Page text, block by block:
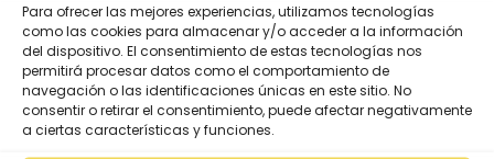
Para ofrecer las mejores experiencias, utilizamos tecnologías
como las cookies para almacenar y/o acceder a la información
del dispositivo. El consentimiento de estas tecnologías nos
permitirá procesar datos como el comportamiento de
navegación o las identificaciones únicas en este sitio. No
consentir o retirar el consentimiento, puede afectar negativamente
a ciertas características y funciones.